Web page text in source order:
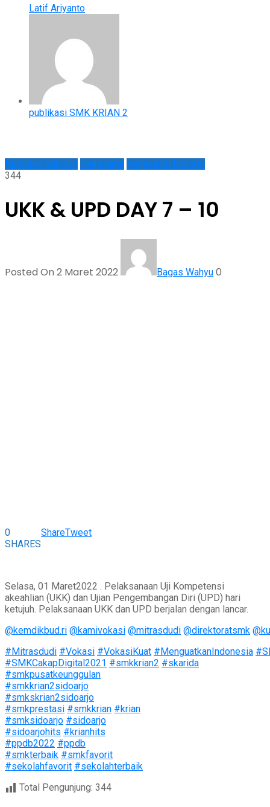
Latif Ariyanto
publikasi SMK KRIAN 2
Kegiatan Sekolah Kerjasama Kerjasama Industri
344
UKK & UPD DAY 7 – 10
Posted On 2 Maret 2022 Bagas Wahyu 0
0
SHARES
ShareTweet
Selasa, 01 Maret2022 . Pelaksanaan Uji Kompetensi
akeahlian (UKK) dan Ujian Pengembangan Diri (UPD) hari
ketujuh. Pelaksanaan UKK dan UPD berjalan dengan lancar.
@kemdikbud.ri @kamivokasi @mitrasdudi @direktoratsmk
#Mitrasdudi #Vokasi #VokasiKuat #MenguatkanIndonesia
#SMKCakapDigital2021 #smkkrian2 #skarida
#smkpusatkeunggulan
#smkkrian2sidoarjo
#smkskrian2sidoarjo
#smkprestasi #smkkrian #krian
#smksidoarjo #sidoarjo
#sidoarjohits #krianhits
#ppdb2022 #ppdb
#smkterbaik #smkfavorit
#sekolahfavorit #sekolahterbaik
Total Pengunjung: 344